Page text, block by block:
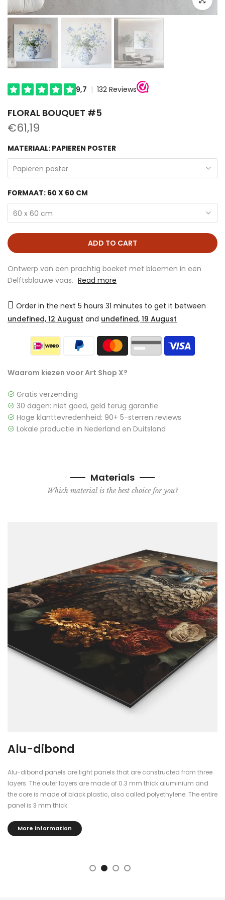
FLORAL BOUQUET #5
€61,19
MATERIAAL: PAPIEREN POSTER
Papieren poster
FORMAAT: 60 X 60 CM
60 x 60 cm
ADD TO CART
Ontwerp van een prachtig boeket met bloemen in een
Delftsblauwe vaas. Read more
Order in the next 5 hours 31 minutes to get it between
undefined, 12 August and undefined, 19 August
Waarom kiezen voor Art Shop X?
Gratis verzending
30 dagen: niet goed, geld terug garantie
Hoge klanttevredenheid: 90+ 5-sterren reviews
Lokale productie in Nederland en Duitsland
Materials
Which material is the best choice for you?
Alu-dibond
Alu-dibond panels are light panels that are constructed from three
layers. The outer layers are made of 0.3 mm thick aluminium and
the core is made of black plastic, also called polyethylene. The entire
panel is 3 mm thick.
More information